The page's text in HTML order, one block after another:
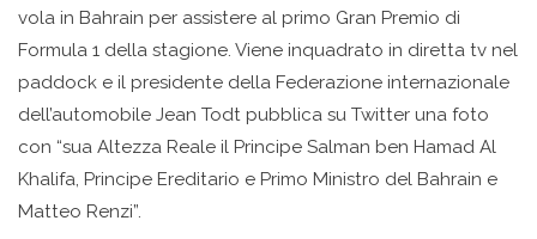
vola in Bahrain per assistere al primo Gran Premio di
Formula 1 della stagione. Viene inquadrato in diretta tv nel
paddock e il presidente della Federazione internazionale
dell’automobile Jean Todt pubblica su Twitter una foto
con “sua Altezza Reale il Principe Salman ben Hamad Al
Khalifa, Principe Ereditario e Primo Ministro del Bahrain e
Matteo Renzi”.